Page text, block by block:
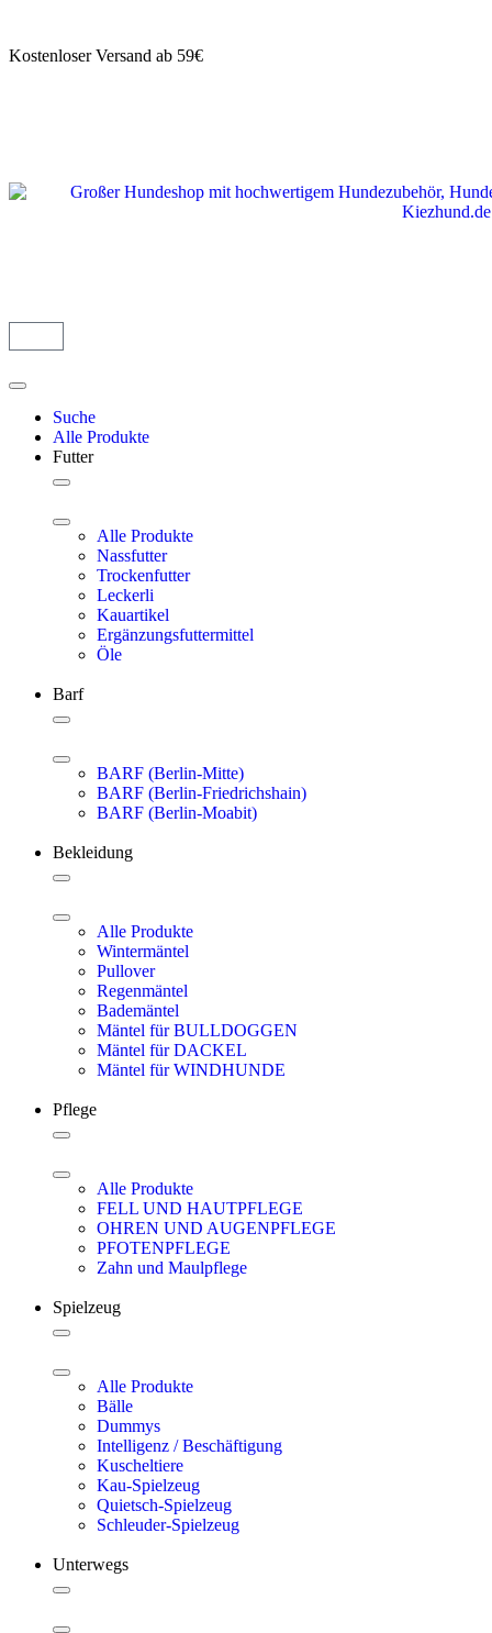
Kostenloser Versand ab 59€
Suche
Alle Produkte
Futter
Alle Produkte
Nassfutter
Trockenfutter
Leckerli
Kauartikel
Ergänzungsfuttermittel
Öle
Barf
BARF (Berlin-Mitte)
BARF (Berlin-Friedrichshain)
BARF (Berlin-Moabit)
Bekleidung
Alle Produkte
Wintermäntel
Pullover
Regenmäntel
Bademäntel
Mäntel für BULLDOGGEN
Mäntel für DACKEL
Mäntel für WINDHUNDE
Pflege
Alle Produkte
FELL UND HAUTPFLEGE
OHREN UND AUGENPFLEGE
PFOTENPFLEGE
Zahn und Maulpflege
Spielzeug
Alle Produkte
Bälle
Dummys
Intelligenz / Beschäftigung
Kuscheltiere
Kau-Spielzeug
Quietsch-Spielzeug
Schleuder-Spielzeug
Unterwegs